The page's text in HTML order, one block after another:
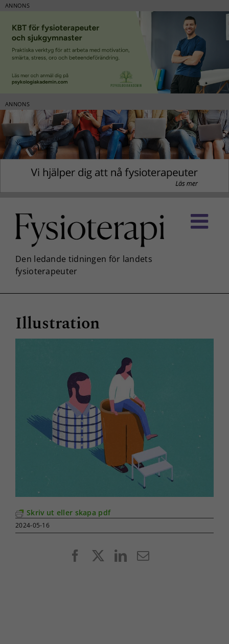
ANNONS
ANNONS
innehållet
Illustration
Skriv ut eller skapa pdf
2024-05-16
FacebookLinkedIn
E-